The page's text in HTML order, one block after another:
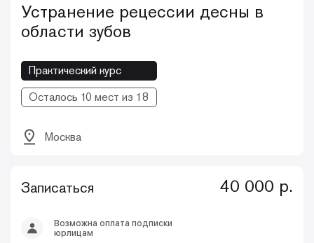
Устранение рецессии десны в
области зубов
Практический курс
Осталось 10 мест из 18
Москва
Записаться 40 000 р.
Возможна оплата подписки
юрлицам